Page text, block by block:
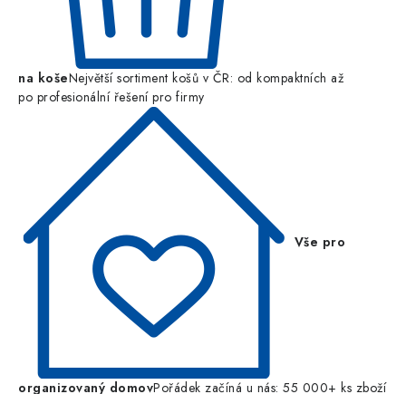
na košeNejvětší sortiment košů v ČR: od kompaktních až
po profesionální řešení pro firmy
Vše pro
organizovaný domovPořádek začíná u nás: 55 000+ ks zboží